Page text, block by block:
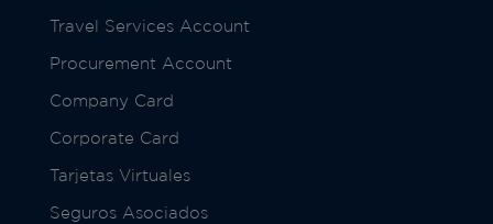
Travel Services Account
Procurement Account
Company Card
Corporate Card
Tarjetas Virtuales
Seguros Asociados